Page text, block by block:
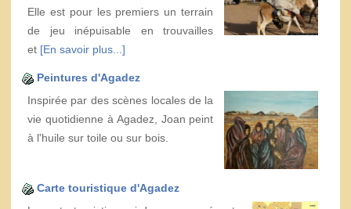
Elle est pour les premiers un terrain
de jeu inépuisable en trouvailles
et [En savoir plus...]
Peintures d'Agadez
Inspirée par des scènes locales de la
vie quotidienne à Agadez, Joan peint
à l'huile sur toile ou sur bois.
Carte touristique d'Agadez